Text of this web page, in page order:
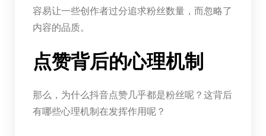
容易让一些创作者过分追求粉丝数量，而忽略了
内容的品质。
点赞背后的心理机制
那么，为什么抖音点赞几乎都是粉丝呢？这背后
有哪些心理机制在发挥作用呢？